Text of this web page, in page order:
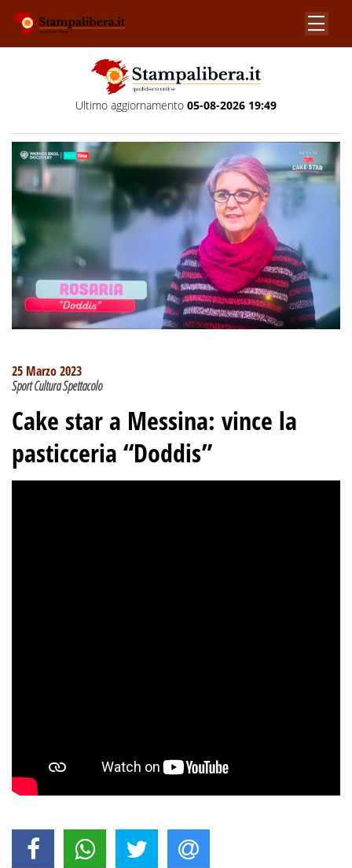
Ultimo aggiornamento 05-08-2026 19:49
25 Marzo 2023
Sport Cultura Spettacolo
Cake star a Messina: vince la
pasticceria “Doddis”